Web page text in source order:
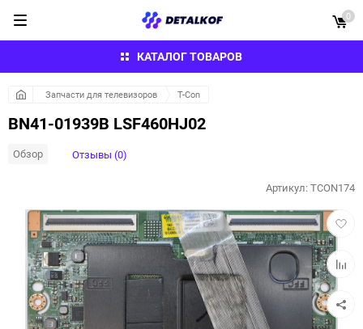
КАТАЛОГ ТОВАРОВ
0
Запчасти для телевизоров T-Con
BN41-01939B LSF460HJ02
Обзор Отзывы (0)
в
к
Артикул:TCON174